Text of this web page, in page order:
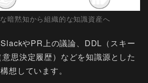
暗黙知から組織的な知識資産へ
やPR上の議論、DDL（スキー
思決定履歴）などを知識源とした
想しています。